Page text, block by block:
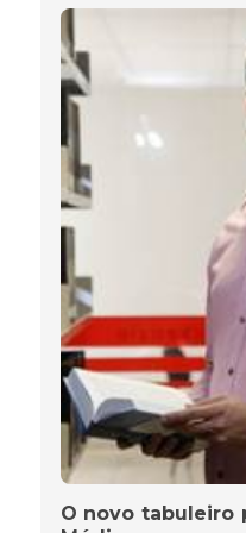
O novo tabuleiro